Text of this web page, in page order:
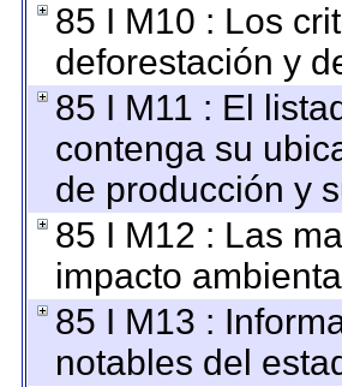
85 I M10 : Los
deforestación y
85 I M11 : El
contenga su
de producción y
85 I M12 : Las
impacto
85 I M13 :
notables del